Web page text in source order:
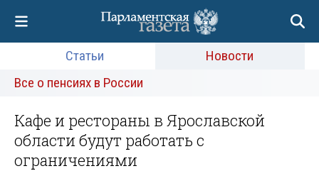
Статьи
Новости
Все о пенсиях в России
Кафе и рестораны в Ярославской
области будут работать с
ограничениями